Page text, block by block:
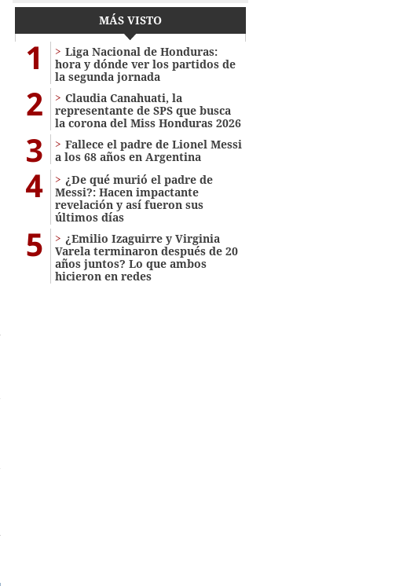
MÁS VISTO
1
Liga Nacional de Honduras:
hora y dónde ver los partidos de
la segunda jornada
2
Claudia Canahuati, la
representante de SPS que busca
la corona del Miss Honduras 2026
3
Fallece el padre de Lionel Messi
a los 68 años en Argentina
4
¿De qué murió el padre de
Messi?: Hacen impactante
revelación y así fueron sus
últimos días
5
¿Emilio Izaguirre y Virginia
Varela terminaron después de 20
años juntos? Lo que ambos
hicieron en redes